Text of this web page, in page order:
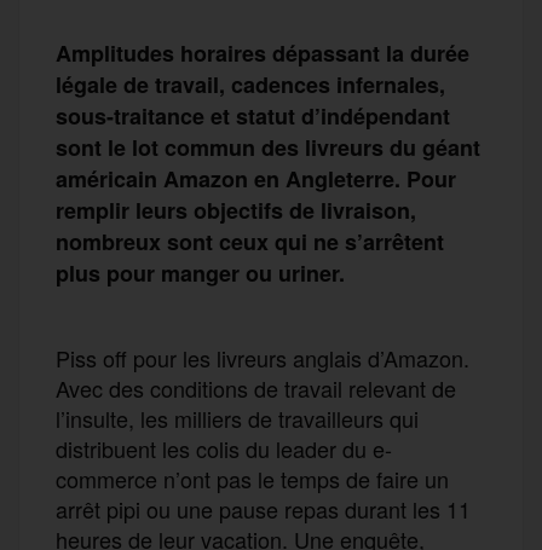
Amplitudes horaires dépassant la durée
légale de travail, cadences infernales,
sous-traitance et statut d’indépendant
sont le lot commun des livreurs du géant
américain Amazon en Angleterre. Pour
remplir leurs objectifs de livraison,
nombreux sont ceux qui ne s’arrêtent
plus pour manger ou uriner.
Piss off pour les livreurs anglais d’Amazon.
Avec des conditions de travail relevant de
l’insulte, les milliers de travailleurs qui
distribuent les colis du leader du e-
commerce n’ont pas le temps de faire un
arrêt pipi ou une pause repas durant les 11
heures de leur vacation. Une enquête,